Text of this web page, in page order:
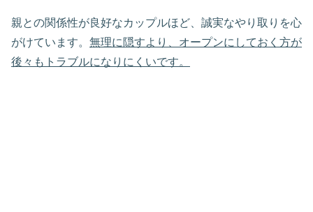
親との関係性が良好なカップルほど、誠実なやり取りを心
がけています。 無理に隠すより、オープンにしておく方が
後々もトラブルになりにくいです。